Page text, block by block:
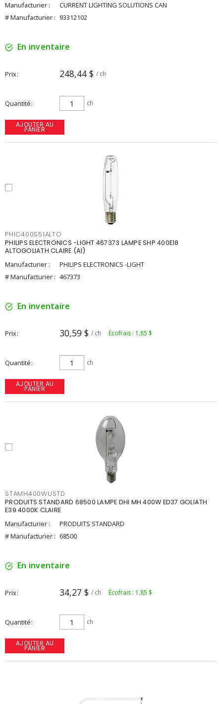
Manufacturier :
CURRENT LIGHTING SOLUTIONS CAN
# Manufacturier : 93312102
En inventaire
Prix 248,44 $ / ch
Quantité ch
AJOUTER AU
PANIER
PHIC400S51ALTO
PHILIPS ELECTRONICS -LIGHT 467373 LAMPE SHP 400E18
ALTOGOLIATH CLAIRE (AI)
Manufacturier :
PHILIPS ELECTRONICS -LIGHT
# Manufacturier : 467373
En inventaire
Prix 30,59 $ / ch Écofrais : 1,85 $
Quantité ch
AJOUTER AU
PANIER
STAMH400WUSTD
PRODUITS STANDARD 68500 LAMPE DHI MH 400W ED37 GOLIATH
E39 4000K CLAIRE
Manufacturier :
PRODUITS STANDARD
# Manufacturier : 68500
En inventaire
Prix 34,27 $ / ch Écofrais : 1,85 $
Quantité ch
AJOUTER AU
PANIER